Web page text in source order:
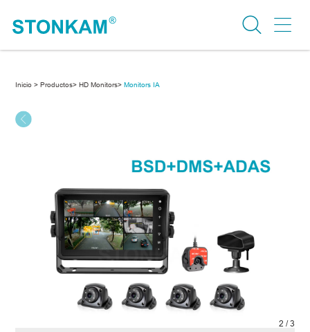
Inicio > Productos> HD Monitors> Monitors IA
2 /3